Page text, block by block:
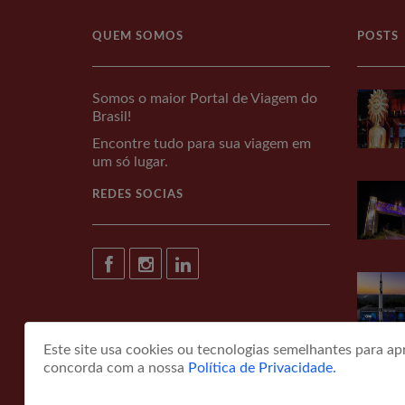
QUEM SOMOS
Somos o maior Portal de Viagem do
Brasil!
Encontre tudo para sua viagem em
um só lugar.
REDES SOCIAS
POSTS
Este site usa cookies ou tecnologias semelhantes para
concorda com a nossa Política de Privacidade.